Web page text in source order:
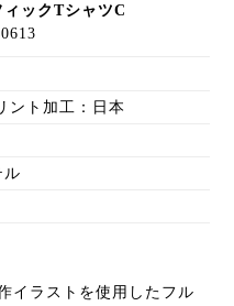
ィックTシャツC
ント加工：日本
ル
イラストを使用したフル